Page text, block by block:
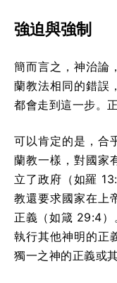
強迫與強制
簡而言之，神治論
蘭教法相同的錯誤
都會走到這一步。
可以肯定的是，合
蘭教一樣，對國家
立了政府（如羅
教還要求國家在上
正義（如箴 29:4）
執行其他神明的正
獨一之神的正義或